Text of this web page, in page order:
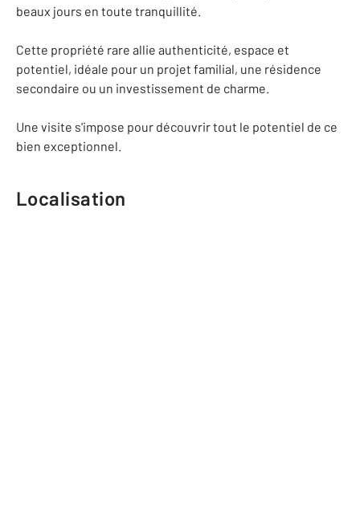
beaux jours en toute tranquillité.
Cette propriété rare allie authenticité, espace et
potentiel, idéale pour un projet familial, une résidence
secondaire ou un investissement de charme.
Une visite s'impose pour découvrir tout le potentiel de ce
bien exceptionnel.
Localisation